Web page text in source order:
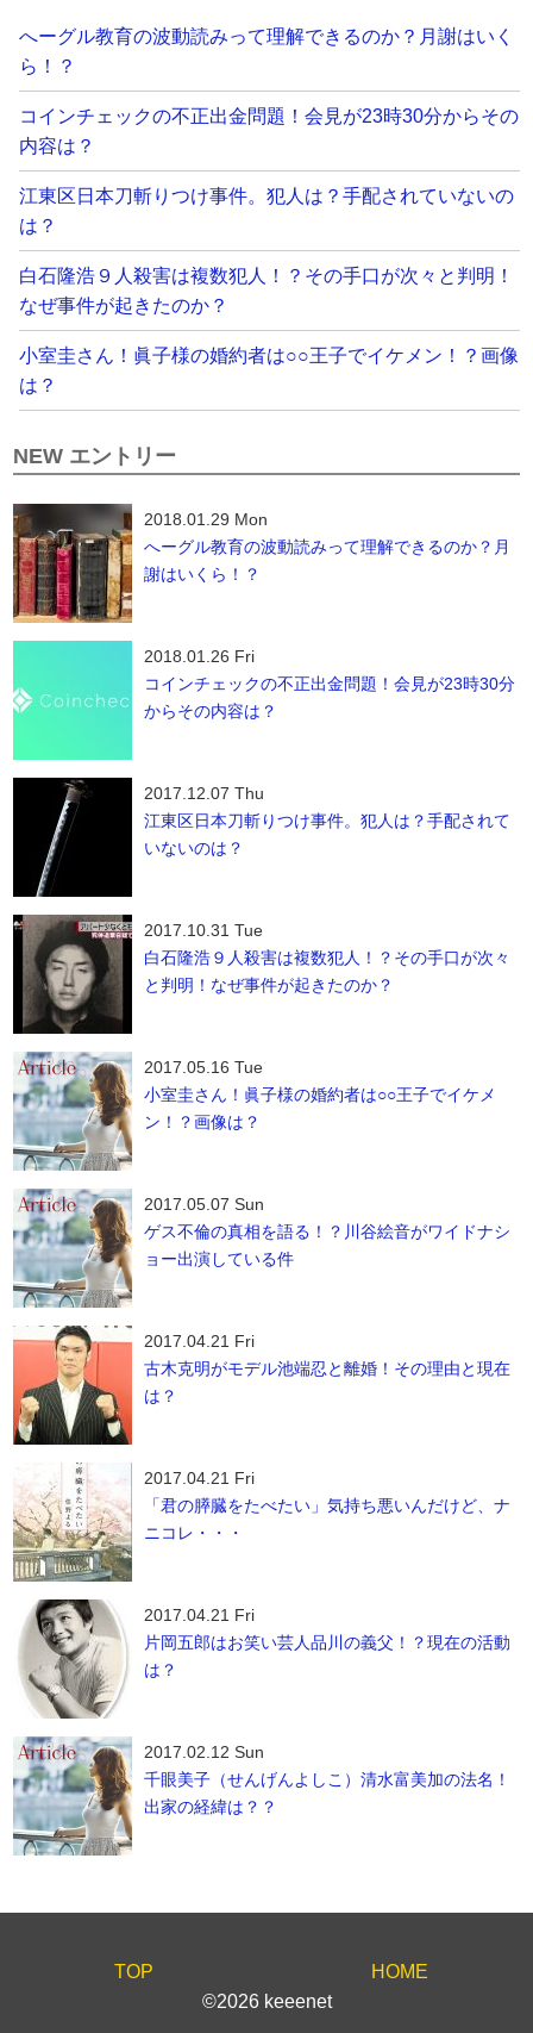
へーグル教育の波動読みって理解できるのか？月謝はいく
ら！？
コインチェックの不正出金問題！会見が23時30分からその
内容は？
江東区日本刀斬りつけ事件。犯人は？手配されていないの
は？
白石隆浩９人殺害は複数犯人！？その手口が次々と判明！
なぜ事件が起きたのか？
小室圭さん！眞子様の婚約者は○○王子でイケメン！？画像
は？
NEW エントリー
2018.01.29 Mon
へーグル教育の波動読みって理解できるのか？月
謝はいくら！？
2018.01.26 Fri
コインチェックの不正出金問題！会見が23時30分
からその内容は？
2017.12.07 Thu
江東区日本刀斬りつけ事件。犯人は？手配されて
いないのは？
2017.10.31 Tue
白石隆浩９人殺害は複数犯人！？その手口が次々
と判明！なぜ事件が起きたのか？
2017.05.16 Tue
小室圭さん！眞子様の婚約者は○○王子でイケメ
ン！？画像は？
2017.05.07 Sun
ゲス不倫の真相を語る！？川谷絵音がワイドナシ
ョー出演している件
2017.04.21 Fri
古木克明がモデル池端忍と離婚！その理由と現在
は？
2017.04.21 Fri
「君の膵臓をたべたい」気持ち悪いんだけど、ナ
ニコレ・・・
2017.04.21 Fri
片岡五郎はお笑い芸人品川の義父！？現在の活動
は？
2017.02.12 Sun
千眼美子（せんげんよしこ）清水富美加の法名！
出家の経緯は？？
TOP
HOME
©2026 keeenet